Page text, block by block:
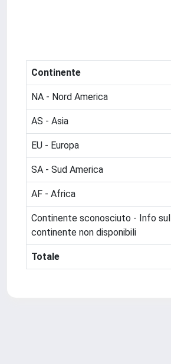
Continente
NA - Nord America
AS - Asia
EU - Europa
SA - Sud America
AF - Africa
Continente sconosciuto - Info sul
continente non disponibili
Totale